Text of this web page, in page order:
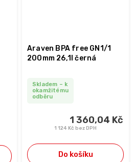
Araven BPA free GN1/1
200mm 26,1l černá
Skladem – k
okamžitému
odběru
1 124 Kč bez DPH
1 360,04 Kč
Do košíku